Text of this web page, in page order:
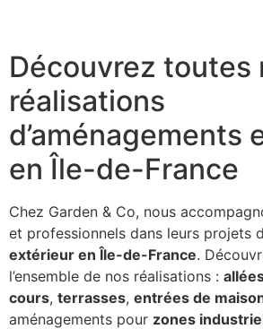
Découvrez toutes
réalisations
d’aménagements
en Île-de-France
Chez Garden & Co, nous
et professionnels dans leurs projets
extérieur en Île-de-France.
l’ensemble de nos réalisations :
cours, terrasses, entrées de
aménagements pour zones